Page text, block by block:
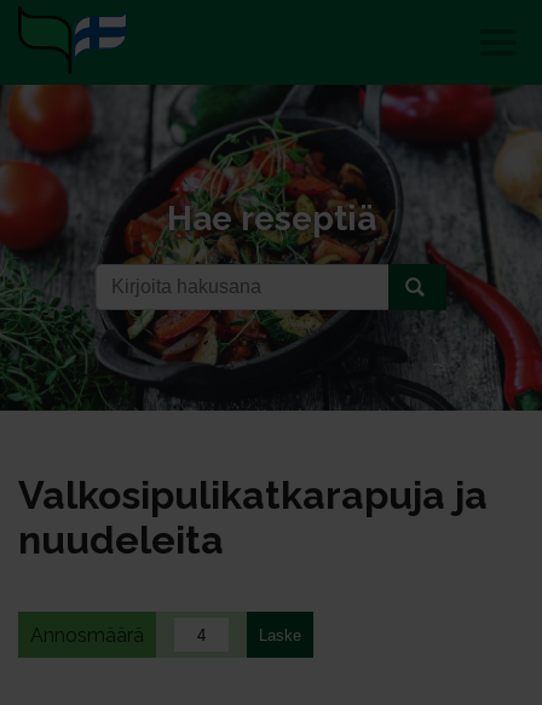
Hae reseptiä
Val­ko­si­pu­li­kat­ka­ra­pu­ja ja
nuu­de­lei­ta
Annosmäärä